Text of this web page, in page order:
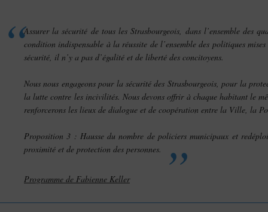
Assurer la sécurité de tous les Strasbourgeois, dans l’ensemble des
condition indispensable à la réussite de l’ensemble des politiques
sécurité, il n’y a pas d’égalité et de liberté des concitoyens.
Nous nous engageons pour la sécurité des Strasbourgeois, pour la
la lutte contre les incivilités. Nous devons offrir à chaque habitant le
renforcerons les lieux de dialogue et de coopération entre la Ville, la
Proposition 3 : Hausse du nombre de policiers municipaux et
proximité et de protection des personnes.
Programme de Fabienne Keller